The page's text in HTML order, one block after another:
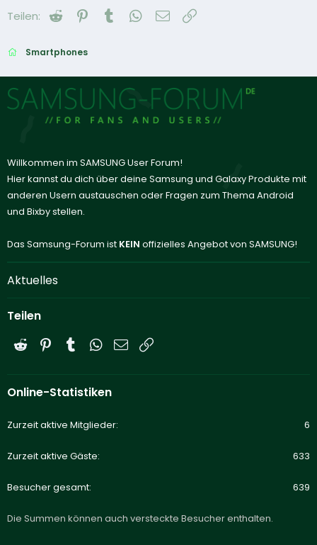
Teilen: Reddit Pinterest
Tumblr WhatsApp
E-Mail
Smartphones
Willkommen im SAMSUNG User Forum!
Hier kannst du dich über deine Samsung und Galaxy Produkte mit
anderen Usern austauschen oder Fragen zum Thema Android
und Bixby stellen.
Das Samsung-Forum ist KEIN offizielles Angebot von SAMSUNG!
Aktuelles
Teilen
Reddit PinterestTumblrWhatsApp
E-Mail
Online-Statistiken
Zurzeit aktive Mitglieder 6
Zurzeit aktive Gäste 633
Besucher gesamt 639
Die Summen können auch versteckte Besucher enthalten.